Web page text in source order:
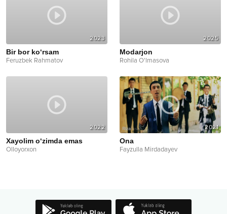
2023
Bir bor ko‘rsam
Feruzbek Rahmatov
2025
Modarjon
Rohila O'lmasova
2022
Xayolim o‘zimda emas
Olloyorxon
2021
Ona
Fayzulla Mirdadayev